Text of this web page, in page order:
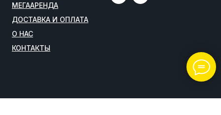
МЕГААРЕНДА
ДОСТАВКА И ОПЛАТА
О НАС
КОНТАКТЫ